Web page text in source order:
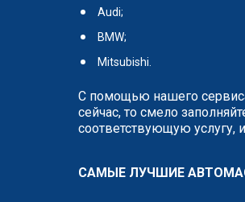
Audi;
BMW;
Mitsubishi.
С помощью нашего
сейчас, то смело
соответствующую услугу,
САМЫЕ ЛУЧШИЕ